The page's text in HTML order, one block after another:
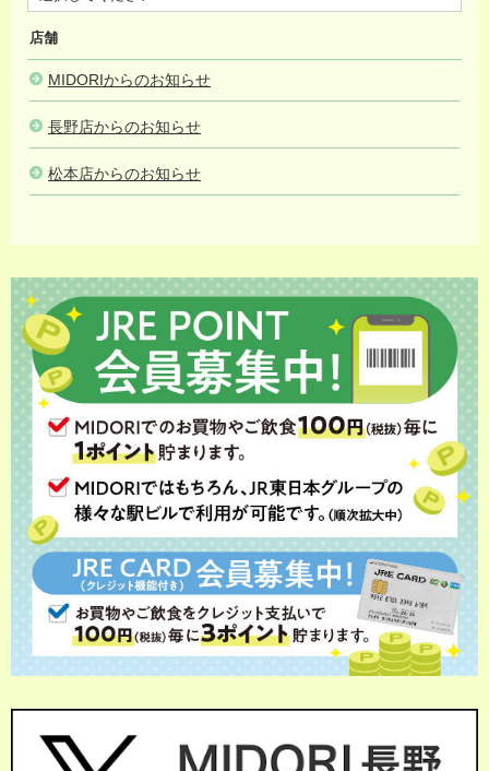
店舗
MIDORIからのお知らせ
長野店からのお知らせ
松本店からのお知らせ